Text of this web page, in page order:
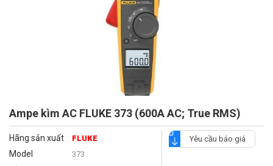
Ampe kìm AC FLUKE 373 (600A AC; True RMS)
Hãng sản xuất FLUKE
Model 373
Yêu cầu báo giá